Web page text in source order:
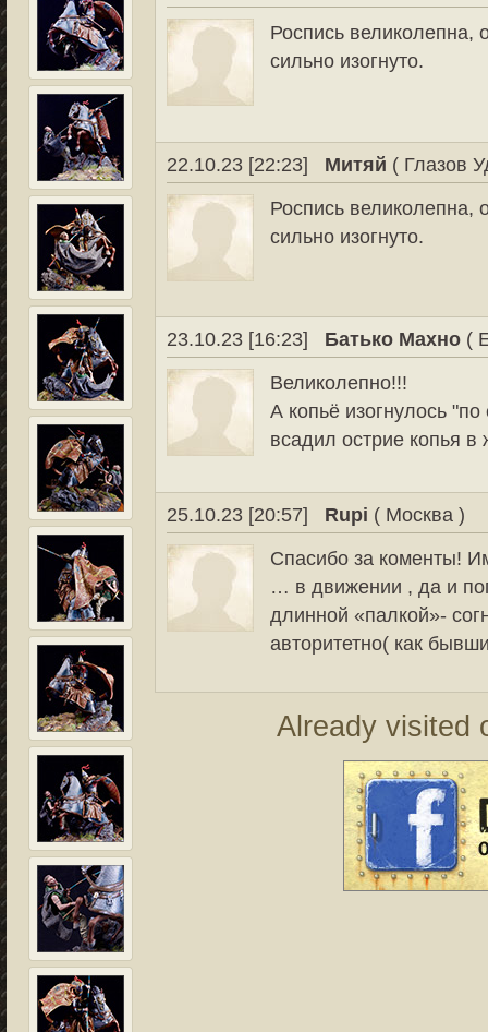
Роспись великолепна,
сильно изогнуто.
22.10.23 [22:23] Митяй ( Глазов
Роспись великолепна,
сильно изогнуто.
23.10.23 [16:23] Батько Махно (
Великолепно!!!
А копьё изогнулось
всадил острие копья в
25.10.23 [20:57] Rupi ( Москва )
Спасибо за коменты!
… в движении , да и
длинной «палкой»-
авторитетно( как
Already visited